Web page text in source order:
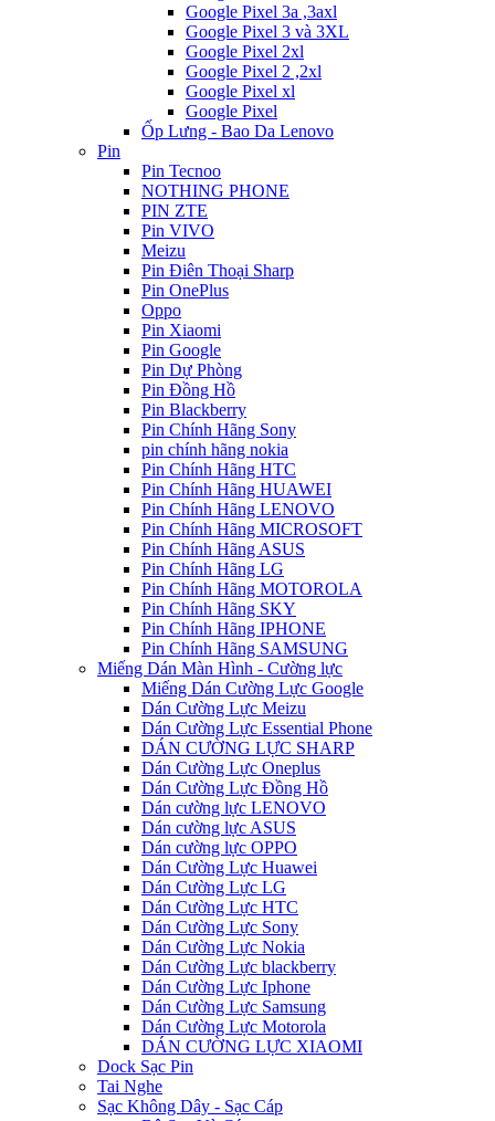
Google Pixel 3a ,3axl
Google Pixel 3 và 3XL
Google Pixel 2xl
Google Pixel 2 ,2xl
Google Pixel xl
Google Pixel
Ốp Lưng - Bao Da Lenovo
Pin
Pin Tecnoo
NOTHING PHONE
PIN ZTE
Pin VIVO
Meizu
Pin Điên Thoại Sharp
Pin OnePlus
Oppo
Pin Xiaomi
Pin Google
Pin Dự Phòng
Pin Đồng Hồ
Pin Blackberry
Pin Chính Hãng Sony
pin chính hãng nokia
Pin Chính Hãng HTC
Pin Chính Hãng HUAWEI
Pin Chính Hãng LENOVO
Pin Chính Hãng MICROSOFT
Pin Chính Hãng ASUS
Pin Chính Hãng LG
Pin Chính Hãng MOTOROLA
Pin Chính Hãng SKY
Pin Chính Hãng IPHONE
Pin Chính Hãng SAMSUNG
Miếng Dán Màn Hình - Cường lực
Miếng Dán Cường Lực Google
Dán Cường Lực Meizu
Dán Cường Lực Essential Phone
DÁN CƯỜNG LỰC SHARP
Dán Cường Lực Oneplus
Dán Cường Lực Đồng Hồ
Dán cường lực LENOVO
Dán cường lực ASUS
Dán cường lực OPPO
Dán Cường Lực Huawei
Dán Cường Lực LG
Dán Cường Lực HTC
Dán Cường Lực Sony
Dán Cường Lực Nokia
Dán Cường Lực blackberry
Dán Cường Lực Iphone
Dán Cường Lực Samsung
Dán Cường Lực Motorola
DÁN CƯỜNG LỰC XIAOMI
Dock Sạc Pin
Tai Nghe
Sạc Không Dây - Sạc Cáp